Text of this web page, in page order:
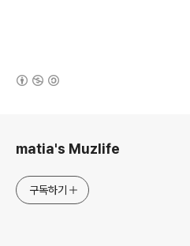
matia's Muzlife
구독하기